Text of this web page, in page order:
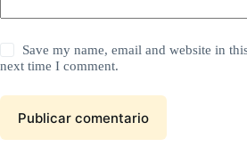
Save my name, email and website in
next time I comment.
Publicar comentario